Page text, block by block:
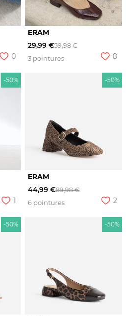
0
ERAM
29,99 €59,98 €
3 pointures
8
-50%
1
-50%
ERAM
44,99 €89,98 €
6 pointures
2
-50% -50%